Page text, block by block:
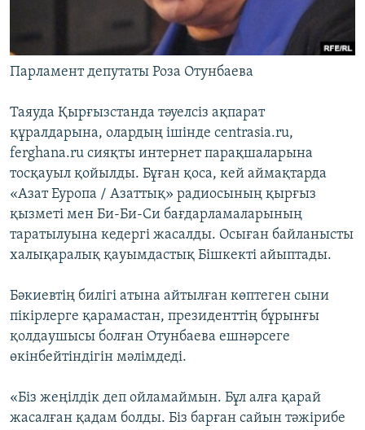
Парламент депутаты Роза Отунбаева
Таяуда Қырғызстанда тәуелсіз ақпарат
құралдарына, олардың ішінде centrasia.ru,
ferghana.ru сияқты интернет парақшаларына
тосқауыл қойылды. Бұған қоса, кей аймақтарда
«Азат Еуропа / Азаттық» радиосының қырғыз
қызметі мен Би-Би-Си бағдарламаларының
таратылуына кедергі жасалды. Осыған байланысты
халықаралық қауымдастық Бішкекті айыптады.
Бәкиевтің билігі атына айтылған көптеген сыни
пікірлерге қарамастан, президенттің бұрынғы
қолдаушысы болған Отунбаева ешнәрсеге
өкінбейтіндігін мәлімдеді.
«Біз жеңілдік деп ойламаймын. Бұл алға қарай
жасалған қадам болды. Біз барған сайын тәжірибе